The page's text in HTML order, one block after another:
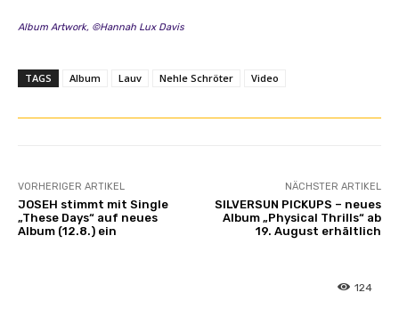
Album Artwork, ©Hannah Lux Davis
TAGS Album Lauv Nehle Schröter Video
VORHERIGER ARTIKEL
JOSEH stimmt mit Single
„These Days“ auf neues
Album (12.8.) ein
NÄCHSTER ARTIKEL
SILVERSUN PICKUPS – neues
Album „Physical Thrills“ ab
19. August erhältlich
124